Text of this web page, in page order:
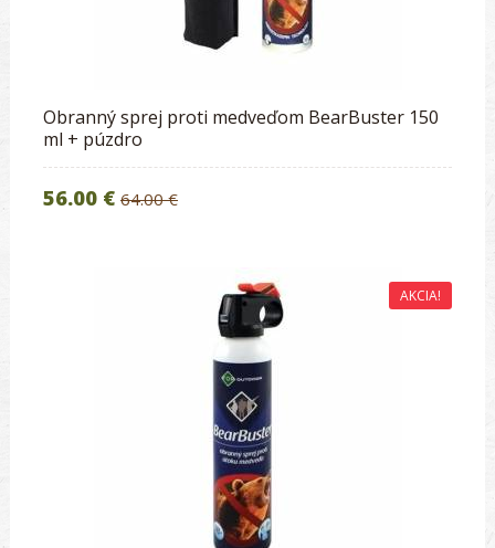
Obranný sprej proti medveďom BearBuster 150
ml + púzdro
56.00 € 64.00 €
AKCIA!